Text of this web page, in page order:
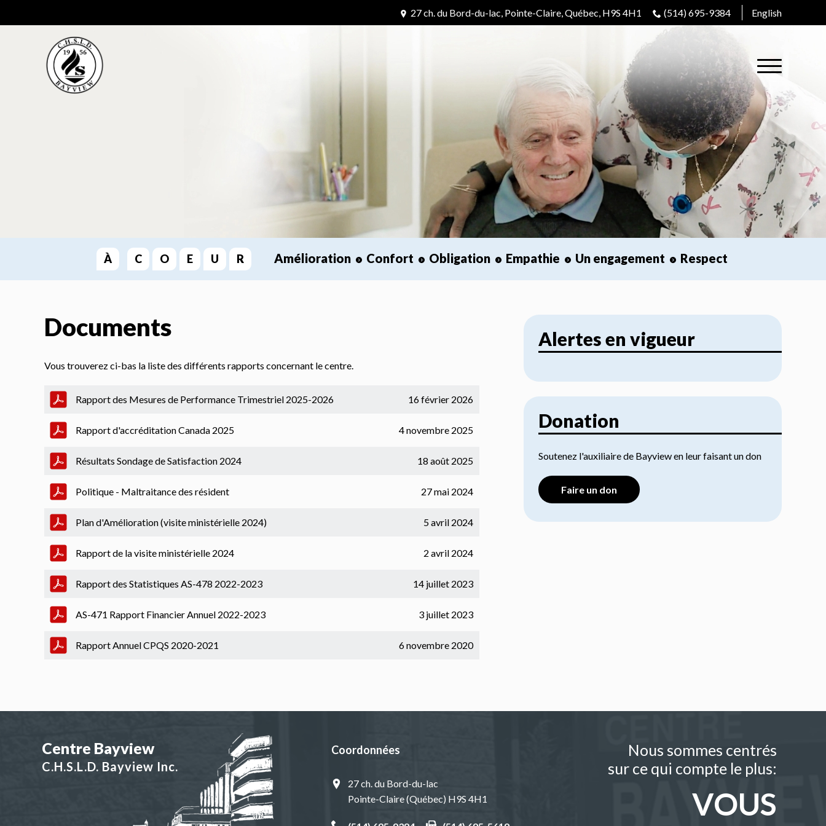
27 ch. du Bord-du-lac, Pointe-Claire, Québec, H9S 4H1 (514) 695-9384 English
À C O E U R Amélioration Confort Obligation Empathie Un engagement Respect
Documents
Vous trouverez ci-bas la liste des différents rapports concernant le centre.
Rapport des Mesures de Performance Trimestriel 2025-2026 16 février 2026
Rapport d'accréditation Canada 2025 4 novembre 2025
Résultats Sondage de Satisfaction 2024 18 août 2025
Politique - Maltraitance des résident 27 mai 2024
Plan d'Amélioration (visite ministérielle 2024) 5 avril 2024
Rapport de la visite ministérielle 2024 2 avril 2024
Rapport des Statistiques AS-478 2022-2023 14 juillet 2023
AS-471 Rapport Financier Annuel 2022-2023 3 juillet 2023
Rapport Annuel CPQS 2020-2021 6 novembre 2020
Alertes en vigueur
Donation
Soutenez l'auxiliaire de Bayview en leur faisant un don
Faire un don
Centre Bayview
C.H.S.L.D. Bayview Inc.
Coordonnées
27 ch. du Bord-du-lac
Pointe-Claire (Québec) H9S 4H1
Nous sommes centrés
sur ce qui compte le plus:
VOUS